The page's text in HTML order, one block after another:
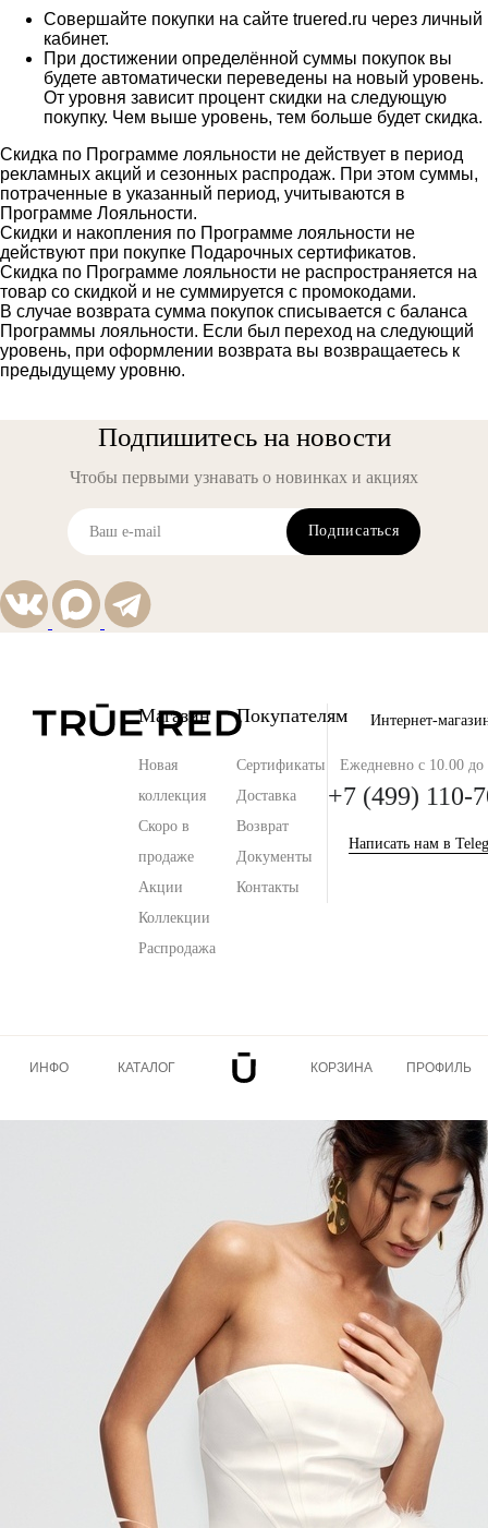
Совершайте покупки на сайте truered.ru через личный
кабинет.
При достижении определённой суммы покупок вы
будете автоматически переведены на новый уровень.
От уровня зависит процент скидки на следующую
покупку. Чем выше уровень, тем больше будет скидка.
Скидка по Программе лояльности не действует в период
рекламных акций и сезонных распродаж. При этом суммы,
потраченные в указанный период, учитываются в
Программе Лояльности.
Скидки и накопления по Программе лояльности не
действуют при покупке Подарочных сертификатов.
Скидка по Программе лояльности не распространяется на
товар со скидкой и не суммируется с промокодами.
В случае возврата сумма покупок списывается с баланса
Программы лояльности. Если был переход на следующий
уровень, при оформлении возврата вы возвращаетесь к
предыдущему уровню.
Подпишитесь на новости
Чтобы первыми узнавать о новинках и акциях
Подписаться
Магазин
Новая
коллекция
Скоро в
продаже
Акции
Коллекции
Распродажа
Покупателям
Сертификаты
Доставка
Возврат
Документы
Контакты
Интернет-
Ежедневно с 10.00 до
+7 (499) 110-
Написать нам в
ИНФО КАТАЛОГ КОРЗИНА ПРОФИЛЬ